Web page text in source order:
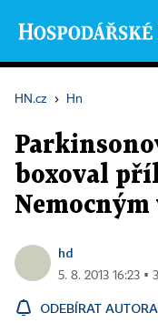
HN.cz › Hn
boxoval
Nemocným
hd
5. 8. 2013 16:23 ▪
ODEBÍRAT AUTORA